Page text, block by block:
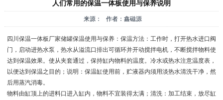
人们常用的保温一体板使用与保养说明
来源： 作者：鑫磁源
四川保温一体板厂家储罐保温使用与保养：保温方法：工作时，打开热水进口阀
门，启动进热水泵，热水从溢流口排出可循环并开动搅拌电机，不断搅拌物料使
达到保温效果。使从夹套通过，保持缸内物料的温度。冷水或热水注意温度表，
以便达到保温之目的；说明：保温缸使用前，贮液器内须用淡热水清洗干净，然
后用蒸汽消毒。
物料由缸顶上的进料口进入缸内，物料不宜装得太满；清洗：加工结束，放尽缸